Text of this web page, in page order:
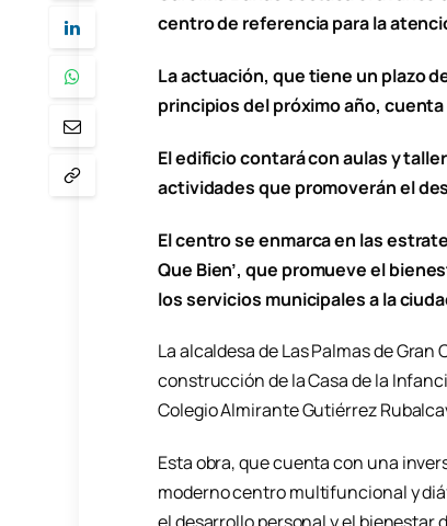
centro de referencia para la
La actuación, que tiene un plazo
principios del próximo año,
El edificio contará con aulas y
actividades que promoverán el
El centro se enmarca en las
Que Bien’, que promueve el
los servicios municipales a la
La alcaldesa de Las Palmas de
construcción de la Casa de la
Colegio Almirante Gutiérrez
Esta obra, que cuenta con una
moderno centro multifuncional y